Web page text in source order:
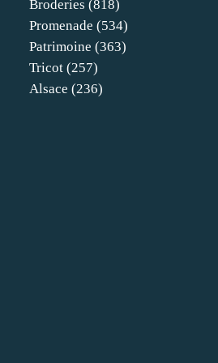
Broderies (818)
Promenade (534)
Patrimoine (363)
Tricot (257)
Alsace (236)